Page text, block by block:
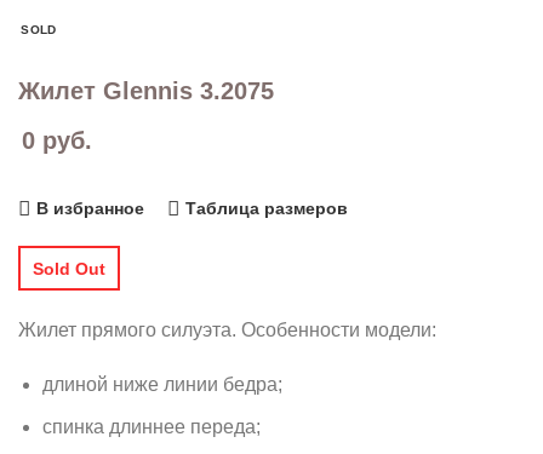
SOLD
Жилет Glennis 3.2075
0 руб.
В избранное Таблица размеров
Sold Out
Жилет прямого силуэта. Особенности модели:
длиной ниже линии бедра;
спинка длиннее переда;